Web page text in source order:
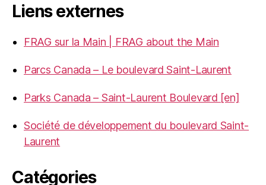
Liens externes
FRAG sur la Main | FRAG about the Main
Parcs Canada – Le boulevard Saint-Laurent
Parks Canada – Saint-Laurent Boulevard [en]
Société de développement du boulevard Saint-
Laurent
Catégories